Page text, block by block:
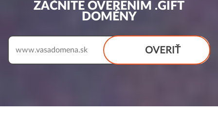
ZAČNITE OVERENÍM .GIFT
DOMÉNY
OVERIŤ
www.